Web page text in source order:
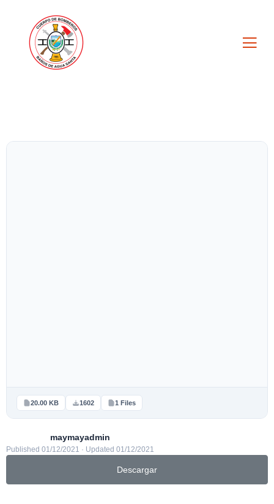
20.00 KB 1602 1 Files
maymayadmin
Published 01/12/2021 · Updated 01/12/2021
Descargar